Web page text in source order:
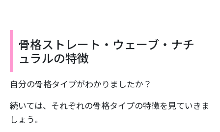
骨格ストレート・ウェーブ・ナチ
ュラルの特徴
自分の骨格タイプがわかりましたか？
続いては、それぞれの骨格タイプの特徴を見ていきま
しょう。